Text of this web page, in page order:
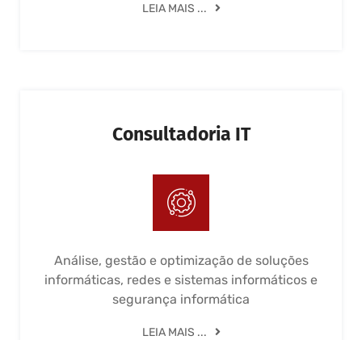
LEIA MAIS ...
Consultadoria IT
Análise, gestão e optimização de soluções
informáticas, redes e sistemas informáticos e
segurança informática
LEIA MAIS ...